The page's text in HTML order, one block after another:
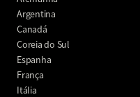
Argentina
Canadá
Coreia do Sul
Espanha
França
Itália